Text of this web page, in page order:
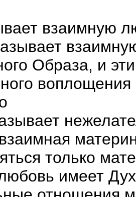
взаимную
Образа, и
только
имеет